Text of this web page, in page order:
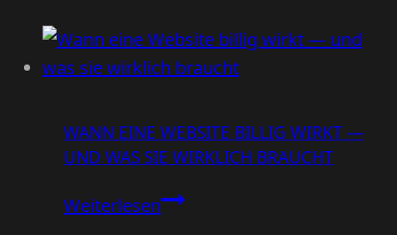
30
Tagen
System
aufbaust,
das
dir
WANN EINE WEBSITE BILLIG WIRKT —
UND WAS SIE WIRKLICH BRAUCHT
WeiterlesenWann